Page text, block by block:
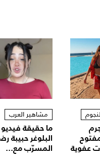
عفوية
مشاهير العرب
ما حقيقة فيديو
البلوغر حبيبة
المسرّب مع...